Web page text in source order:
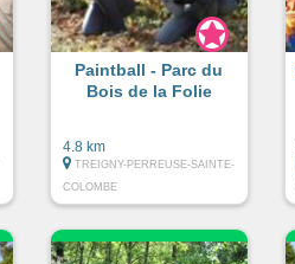
Paintball - Parc du
Bois de la Folie
4.8 km
TREIGNY-PERREUSE-SAINTE-
COLOMBE